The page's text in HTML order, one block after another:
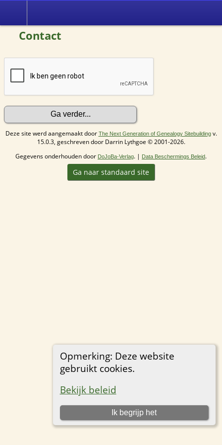
Opmerking: Deze website
gebruikt cookies.
Bekijk beleid
Ik begrijp het
Contact
Deze site werd aangemaakt door The Next Generation of Genealogy Sitebuildingv.
15.0.3, geschreven door Darrin Lythgoe © 2001-2026.
Gegevens onderhouden door DoJoBa-Verlag. | Data Beschermings Beleid.
Ga naar standaard site